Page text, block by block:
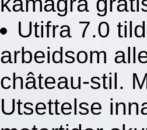
Utifra 7.0
arbeidsom
château-stil.
Utsettelse